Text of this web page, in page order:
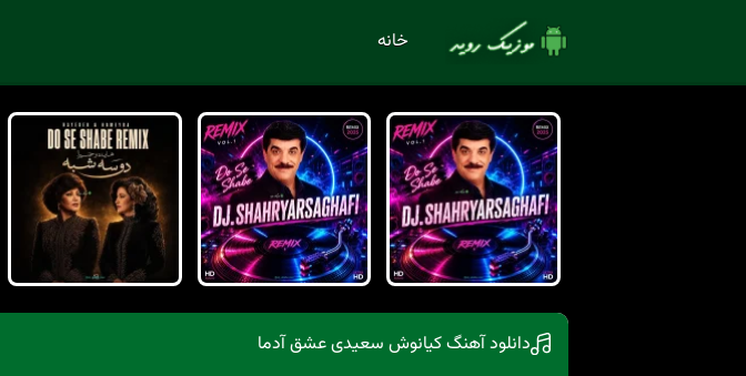
خانه
دانلود آهنگ کیانوش سعیدی عشق آدما